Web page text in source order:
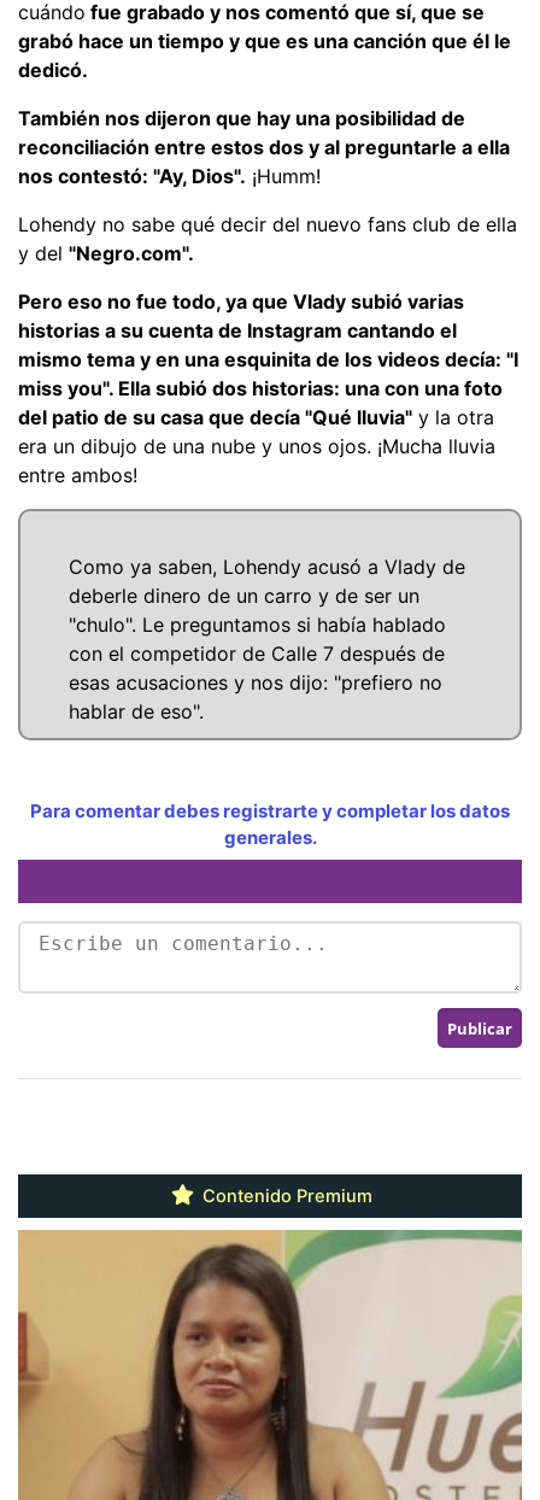
cuándo fue grabado y nos comentó que sí, que se
grabó hace un tiempo y que es una canción que él le
dedicó.
También nos dijeron que hay una posibilidad de
reconciliación entre estos dos y al preguntarle a ella
nos contestó: "Ay, Dios". ¡Humm!
Lohendy no sabe qué decir del nuevo fans club de ella
y del "Negro.com".
Pero eso no fue todo, ya que Vlady subió varias
historias a su cuenta de Instagram cantando el
mismo tema y en una esquinita de los videos decía: "I
miss you". Ella subió dos historias: una con una foto
del patio de su casa que decía "Qué lluvia" y la otra
era un dibujo de una nube y unos ojos. ¡Mucha lluvia
entre ambos!
Como ya saben, Lohendy acusó a Vlady de
deberle dinero de un carro y de ser un
"chulo". Le preguntamos si había hablado
con el competidor de Calle 7 después de
esas acusaciones y nos dijo: "prefiero no
hablar de eso".
Para comentar debes registrarte y completar los datos
generales.
Contenido Premium